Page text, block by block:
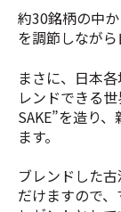
約30銘柄の中
を調節しながら
まさに、日本
レンドできる
SAKE”を造り、
ます。
ブレンドした
だけますので